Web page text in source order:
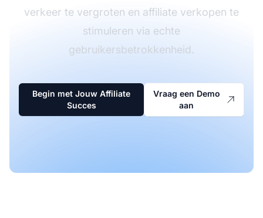
verkeer te vergroten en affiliate verkopen te
stimuleren via echte
gebruikersbetrokkenheid.
Begin met Jouw Affiliate
Succes
Vraag een Demo
aan